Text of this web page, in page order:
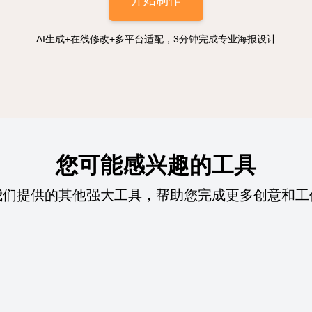
AI生成+在线修改+多平台适配，3分钟完成专业海报设计
您可能感兴趣的工具
提供的其他强大工具，帮助您完成更多创意和